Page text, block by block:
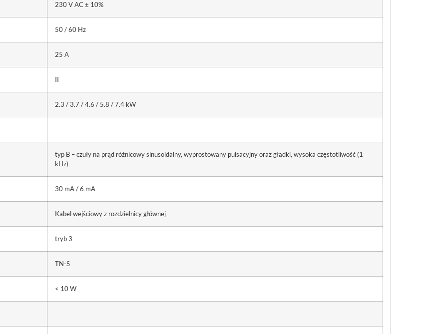
230 V AC ± 10%
50 / 60 Hz
25 A
II
2.3 / 3.7 / 4.6 / 5.8 / 7.4 kW
typ B – czuły na prąd różnicowy sinusoidalny, wyprostowany pulsacyjny oraz gładki, wysoka częstotliwość (1
kHz)
30 mA / 6 mA
Kabel wejściowy z rozdzielnicy głównej
tryb 3
TN-S
< 10 W